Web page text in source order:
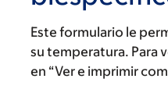
Este formulario le
su temperatura. Para
en “Ver e imprimir